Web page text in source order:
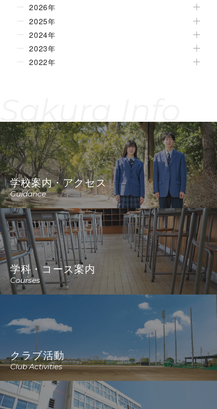
2026年
2025年
2024年
2023年
2022年
学校案内・アクセス
Guidance
学科・コース案内
Courses
クラブ活動
Club Activities